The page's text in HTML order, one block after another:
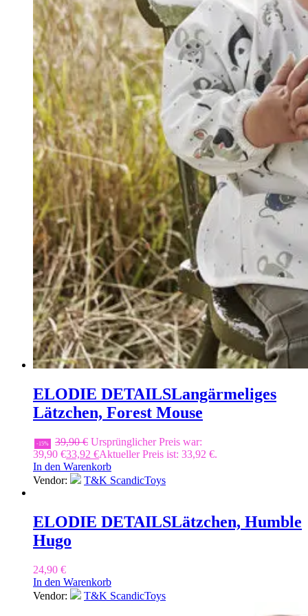
ELODIE DETAILSLangärmeliges
Lätzchen, Forest Mouse
-15% 39,90€ Ursprünglicher Preis war:
39,90 €33,92 €Aktueller Preis ist: 33,92 €.
In den Warenkorb
Vendor:
T&K ScandicToys
ELODIE DETAILSLätzchen, Humble
Hugo
24,90 €
In den Warenkorb
Vendor:
T&K ScandicToys